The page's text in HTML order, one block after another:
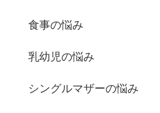
食事の悩み
乳幼児の悩み
シングルマザーの悩み